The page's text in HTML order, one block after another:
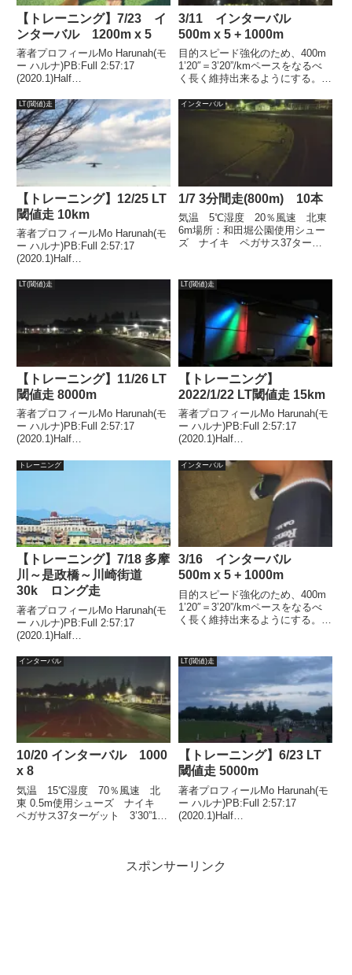
【トレーニング】7/23 イ
ンターバル 1200m x 5
著者プロフィールMo Harunah(モ
ー ハルナ)PB:Full 2:57:17
(2020.1)Half
50代サブスリー達成。トレーニ
ング終了後の裸足ランは地面が熱
かった目的スピード強...
3/11 インターバル
500m x 5 + 1000m
目的スピード強化のため、400m
1’20″＝3’20”/kmペースをなるべ
く長く維持出来るようにする。タ
= 3’20”天気気温 11℃湿度
73％風 南2ｍ結果前回同様、
１、２本目は少し余裕を残...
LT(閾値)走
【トレーニング】12/25 LT
閾値走 10km
著者プロフィールMo Harunah(モ
ー ハルナ)PB:Full 2:57:17
(2020.1)Half
50代サブスリー達成。週末ラ
インターバル
1/7 3分間走(800m) 10本
気温 5℃湿度 20％風速 北東
6m場所：和田堀公園使用シュー
ズ ナイキ ペガサス37ターゲ
ので、疲れもたまってるし軽めに
済ませました。さすがに寒くて短
LT(閾値)走
【トレーニング】11/26 LT
閾値走 8000m
著者プロフィールMo Harunah(モ
ー ハルナ)PB:Full 2:57:17
(2020.1)Half
50代サブスリー達成。目的スピ
LT(閾値)走
【トレーニング】
2022/1/22 LT閾値走 15km
著者プロフィールMo Harunah(モ
ー ハルナ)PB:Full 2:57:17
(2020.1)Half
50代サブスリー達成。週末ラ
ン。武蔵野の森公園 ペース走
16k アップジョグ3...
トレーニング
【トレーニング】7/18 多摩
川～是政橋～川崎街道
30k ロング走
著者プロフィールMo Harunah(モ
ー ハルナ)PB:Full 2:57:17
(2020.1)Half
50代サブスリー達成。週末ラ
街道 30k ロング走...
インターバル
3/16 インターバル
500m x 5 + 1000m
目的スピード強化のため、400m
1’20″＝3’20”/kmペースをなるべ
く長く維持出来るようにする。タ
60％風 南南西3.8ｍ結果先週
同様、3本目からマ...
インターバル
10/20 インターバル 1000
x 8
気温 15℃湿度 70％風速 北
東 0.5m使用シューズ ナイキ
ペガサス37ターゲット 3’30”10
れ、というか筋肉痛も多少残って
LT(閾値)走
【トレーニング】6/23 LT
閾値走 5000m
著者プロフィールMo Harunah(モ
ー ハルナ)PB:Full 2:57:17
(2020.1)Half
持久力強化。ターゲッ...
スポンサーリンク